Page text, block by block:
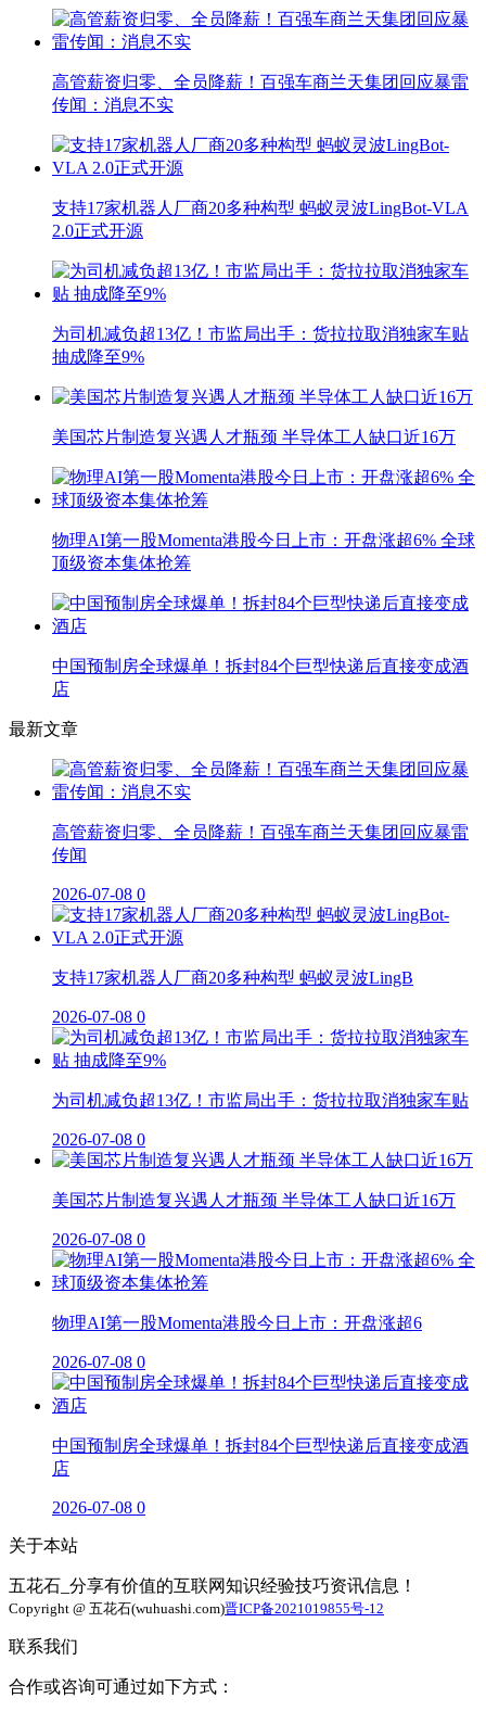
高管薪资归零、全员降薪！百强车商兰天集团回应暴雷
传闻：消息不实
支持17家机器人厂商20多种构型 蚂蚁灵波LingBot-VLA
2.0正式开源
为司机减负超13亿！市监局出手：货拉拉取消独家车贴
抽成降至9%
美国芯片制造复兴遇人才瓶颈 半导体工人缺口近16万
物理AI第一股Momenta港股今日上市：开盘涨超6% 全球
顶级资本集体抢筹
中国预制房全球爆单！拆封84个巨型快递后直接变成酒
店
最新文章
高管薪资归零、全员降薪！百强车商兰天集团回应暴雷
传闻
2026-07-08 0
支持17家机器人厂商20多种构型 蚂蚁灵波LingB
2026-07-08 0
为司机减负超13亿！市监局出手：货拉拉取消独家车贴
2026-07-08 0
美国芯片制造复兴遇人才瓶颈 半导体工人缺口近16万
2026-07-08 0
物理AI第一股Momenta港股今日上市：开盘涨超6
2026-07-08 0
中国预制房全球爆单！拆封84个巨型快递后直接变成酒
店
2026-07-08 0
关于本站
五花石_分享有价值的互联网知识经验技巧资讯信息！
Copyright @ 五花石(wuhuashi.com)晋ICP备2021019855号-12
联系我们
合作或咨询可通过如下方式：